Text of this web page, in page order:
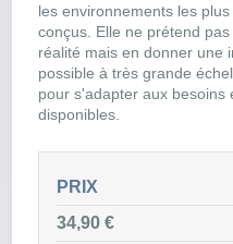
les environnements les
conçus. Elle ne prétend
réalité mais en donner une
possible à très grande
pour s'adapter aux besoins
disponibles.
PRIX
34,90 €